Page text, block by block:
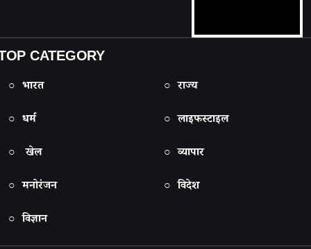
CATEGORY
○ भारत
○ राज्य
○ धर्म
○ लाइफस्टाइल
○ खेल
○ व्यापार
○ मनोरंजन
○ विदेश
○ विज्ञान